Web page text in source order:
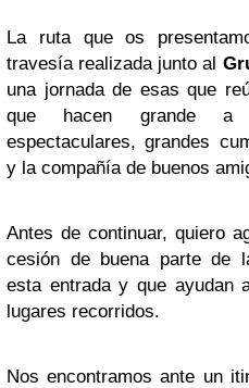
La ruta que os
travesía realizada junto al
una jornada de esas que
que hacen grande a
espectaculares, grandes
y la compañía de buenos
Antes de continuar, quiero
cesión de buena parte de
esta entrada y que ayudan
lugares recorridos.
Nos encontramos ante un